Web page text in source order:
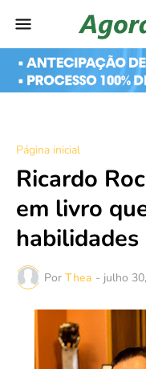
Página inicial
Ricardo
em livro
habilidades
Por Thea - julho